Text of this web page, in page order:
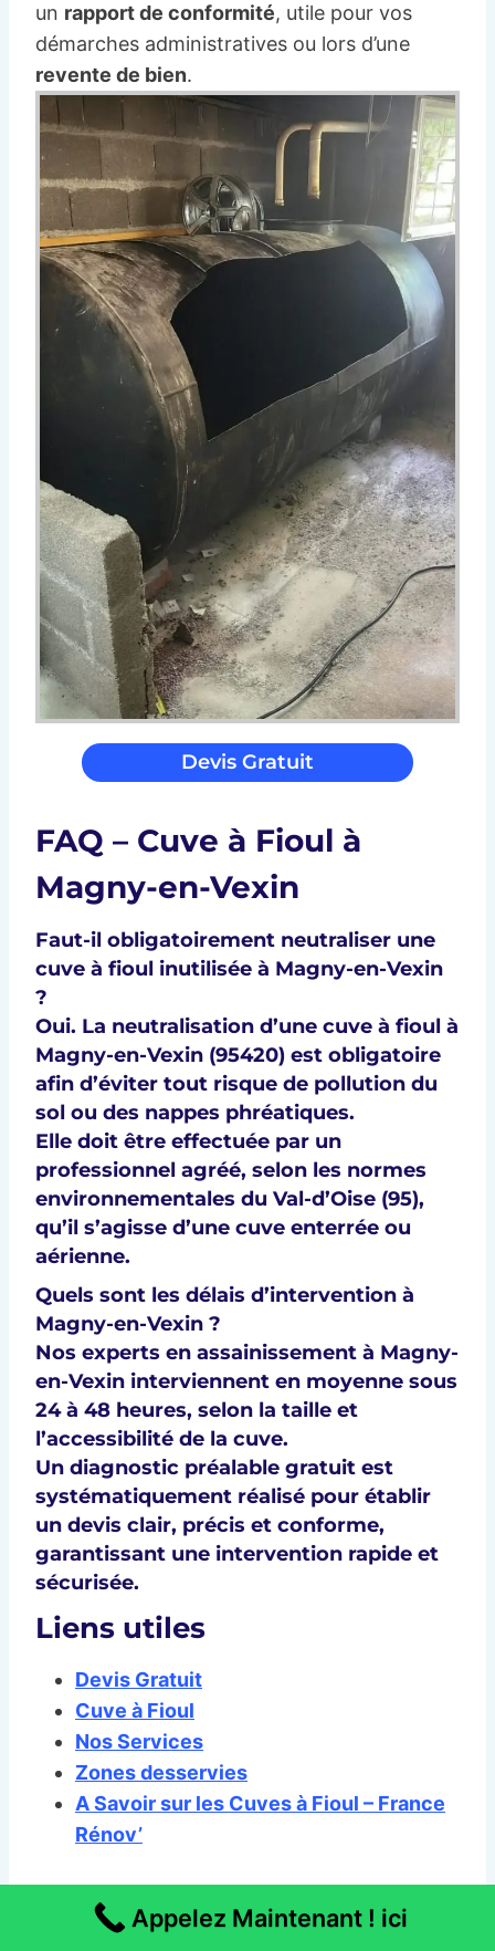
un rapport de conformité, utile pour vos
démarches administratives ou lors d’une
revente de bien.
Devis Gratuit
FAQ – Cuve à Fioul à
Magny-en-Vexin
Faut-il obligatoirement neutraliser une
cuve à fioul inutilisée à Magny-en-Vexin
?
Oui. La neutralisation d’une cuve à fioul à
Magny-en-Vexin (95420) est obligatoire
afin d’éviter tout risque de pollution du
sol ou des nappes phréatiques.
Elle doit être effectuée par un
professionnel agréé, selon les normes
environnementales du Val-d’Oise (95),
qu’il s’agisse d’une cuve enterrée ou
aérienne.
Quels sont les délais d’intervention à
Magny-en-Vexin ?
Nos experts en assainissement à Magny-
en-Vexin interviennent en moyenne sous
24 à 48 heures, selon la taille et
l’accessibilité de la cuve.
Un diagnostic préalable gratuit est
systématiquement réalisé pour établir
un devis clair, précis et conforme,
garantissant une intervention rapide et
sécurisée.
Liens utiles
Devis Gratuit
Cuve à Fioul
Nos Services
Zones desservies
A Savoir sur les Cuves à Fioul – France
Rénov’
Vidange Bac à Graisse
Appelez Maintenant ! ici